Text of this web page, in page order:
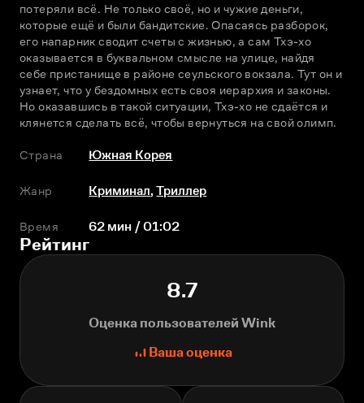
потеряли всё. Не только своё, но и чужие деньги,
которые ещё и были бандитские. Опасаясь разборок,
его напарник сводит счеты с жизнью, а сам Тхэ-хо
оказывается в буквальном смысле на улице, найдя
себе пристанище в районе сеульского вокзала. Тут он и
узнает, что у бездомных есть своя иерархия и законы.
Но оказавшись в такой ситуации, Тхэ-хо не сдаётся и
клянется сделать всё, чтобы вернуться на свой олимп.
Страна Южная Корея
Жанр Криминал,Триллер
Время 62 мин / 01:02
Рейтинг
8.7
Оценка пользователей Wink
Ваша оценка